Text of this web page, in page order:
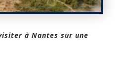
à Nantes sur une